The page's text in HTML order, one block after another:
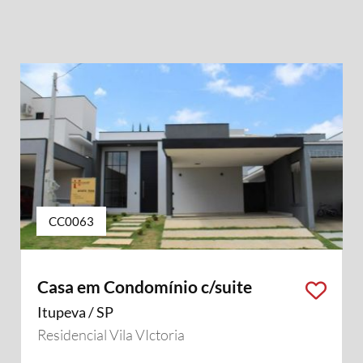
CC0063
Casa em Condomínio c/suite
Itupeva / SP
Residencial Vila VIctoria